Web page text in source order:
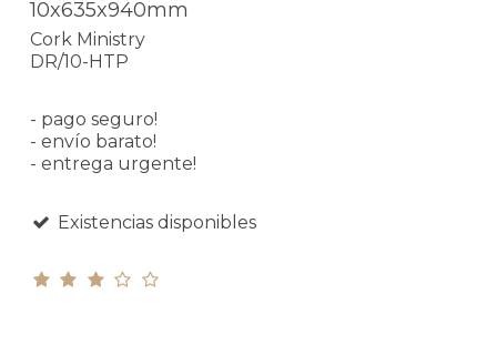
10x635x940mm
Cork Ministry
DR/10-HTP
- pago seguro!
- envío barato!
- entrega urgente!
Existencias disponibles